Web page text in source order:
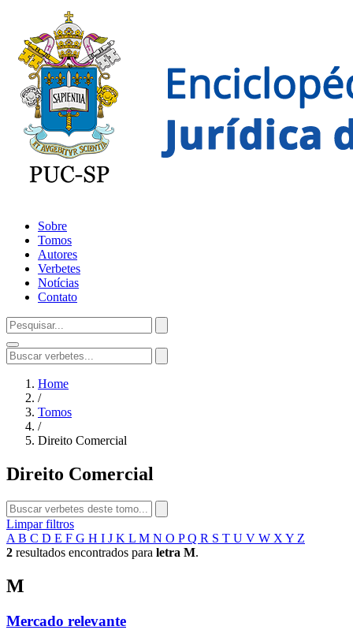
Sobre
Tomos
Autores
Verbetes
Notícias
Contato
Home
/
Tomos
/
Direito Comercial
Direito Comercial
Limpar filtros
A B C D E F G H I J K L M N O PQ R S T U V W X Y Z
2 resultados encontrados para letra M.
M
Mercado relevante